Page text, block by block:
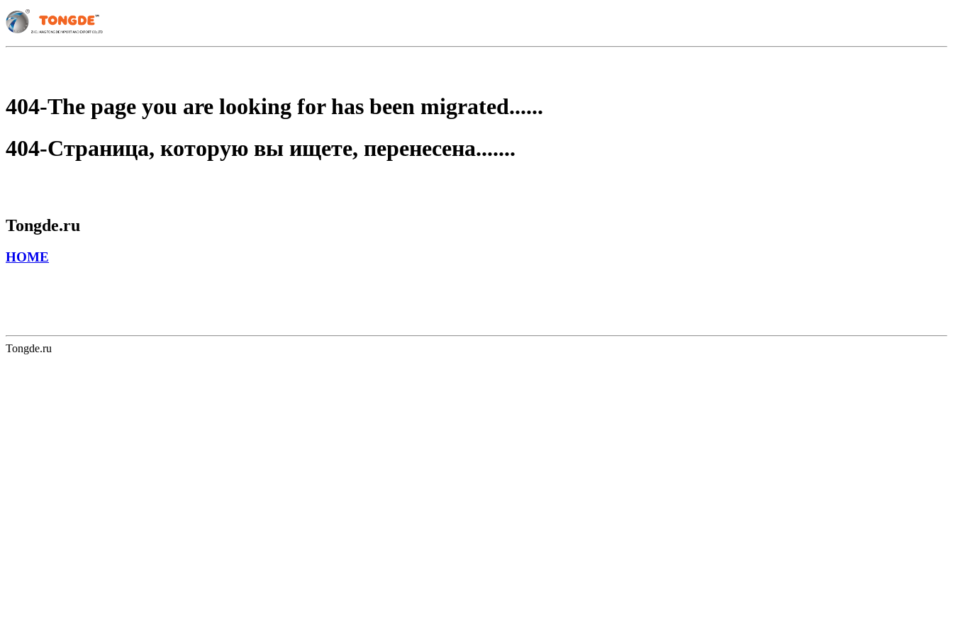
404-The page you are looking for has been migrated......
404-Страница, которую вы ищете, перенесена.......
Tongde.ru
HOME
Tongde.ru